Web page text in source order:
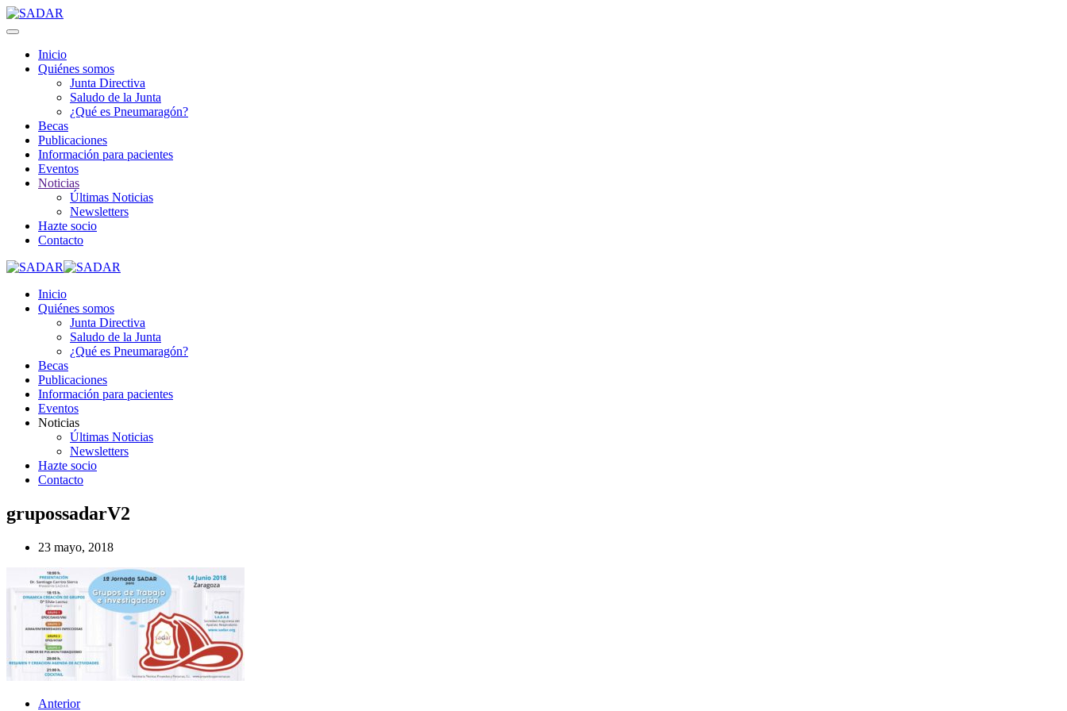
Inicio
Quiénes somos
Junta Directiva
Saludo de la Junta
¿Qué es Pneumaragón?
Becas
Publicaciones
Información para pacientes
Eventos
Noticias
Últimas Noticias
Newsletters
Hazte socio
Contacto
Inicio
Quiénes somos
Junta Directiva
Saludo de la Junta
¿Qué es Pneumaragón?
Becas
Publicaciones
Información para pacientes
Eventos
Noticias
Últimas Noticias
Newsletters
Hazte socio
Contacto
grupossadarV2
23 mayo, 2018
Anterior